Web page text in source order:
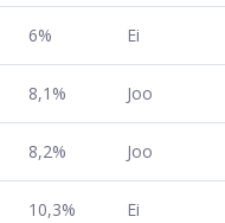
6% Ei
8,1% Joo
8,2% Joo
10,3% Ei